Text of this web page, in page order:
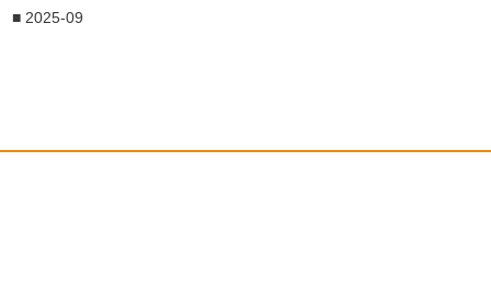
■ 2025-09